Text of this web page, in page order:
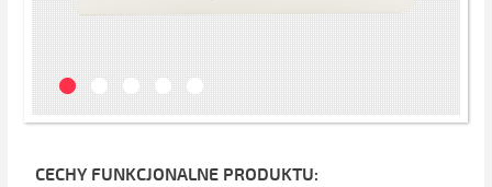
CECHY FUNKCJONALNE PRODUKTU: